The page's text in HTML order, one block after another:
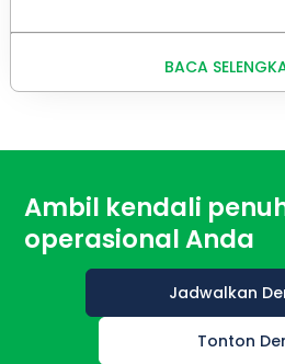
BACA
Ambil kendali
operasional Anda
Jadwalkan
Tonton